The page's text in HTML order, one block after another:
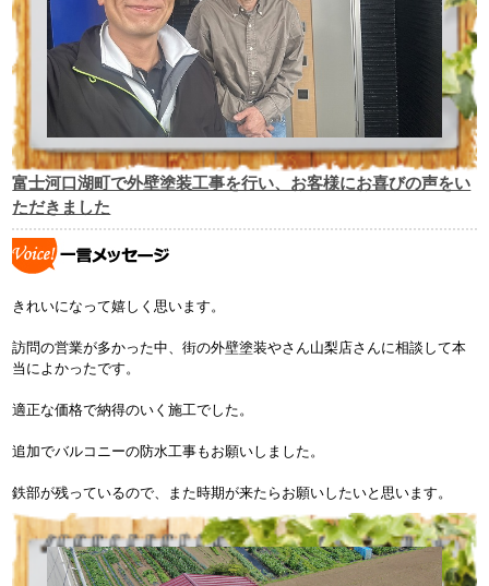
富士河口湖町で外壁塗装工事を行い、お客様にお喜びの声をい
ただきました
きれいになって嬉しく思います。
訪問の営業が多かった中、街の外壁塗装やさん山梨店さんに相談して本
当によかったです。
適正な価格で納得のいく施工でした。
追加でバルコニーの防水工事もお願いしました。
鉄部が残っているので、また時期が来たらお願いしたいと思います。